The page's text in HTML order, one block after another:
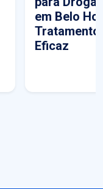
em Belo
Tratamento
Eficaz